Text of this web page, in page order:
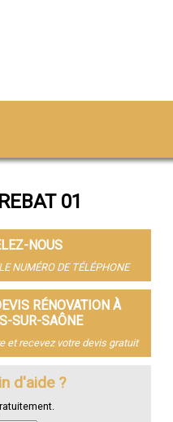
01
NOUS
NUMÉRO DE TÉLÉPHONE
RÉNOVATION À
SUR-SAÔNE
et recevez votre devis gratuit
d'aide ?